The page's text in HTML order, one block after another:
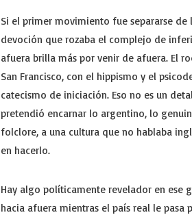
Si el primer movimiento fue separarse
devoción que rozaba el complejo de
afuera brilla más por venir de afuera. El
San Francisco, con el hippismo y el
catecismo de iniciación. Eso no es un
pretendió encarnar lo argentino, lo
folclore, a una cultura que no hablaba
en hacerlo.
Hay algo políticamente revelador en ese
hacia afuera mientras el país real le